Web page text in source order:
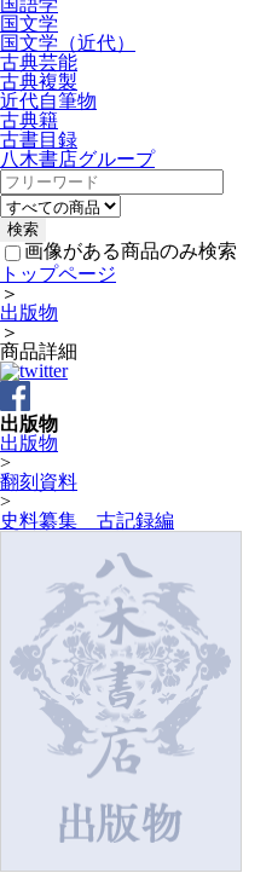
国語学
国文学
国文学（近代）
古典芸能
古典複製
近代自筆物
古典籍
古書目録
八木書店グループ
画像がある商品のみ検索
トップページ
＞
出版物
＞
商品詳細
出版物
出版物
>
翻刻資料
>
史料纂集 古記録編